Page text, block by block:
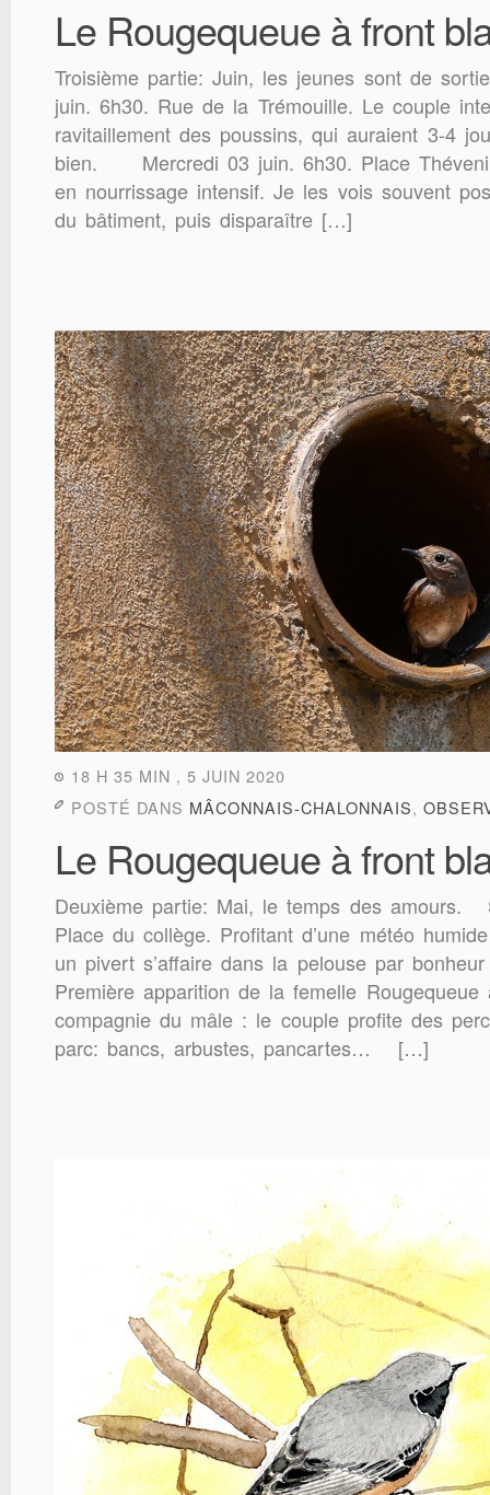
Le Rougequeue à front
Troisième partie: Juin, les jeunes sont de
juin. 6h30. Rue de la Trémouille. Le couple
ravitaillement des poussins, qui auraient 3-4
bien. Mercredi 03 juin. 6h30. Place
en nourrissage intensif. Je les vois souvent
du bâtiment, puis disparaître […]
18 H 35 MIN , 5 JUIN 2020
POSTÉ DANS MÂCONNAIS-CHALONNAIS,
Le Rougequeue à front
Deuxième partie: Mai, le temps des amours.
Place du collège. Profitant d’une météo
un pivert s’affaire dans la pelouse par
Première apparition de la femelle
compagnie du mâle : le couple profite des
parc: bancs, arbustes, pancartes… […]